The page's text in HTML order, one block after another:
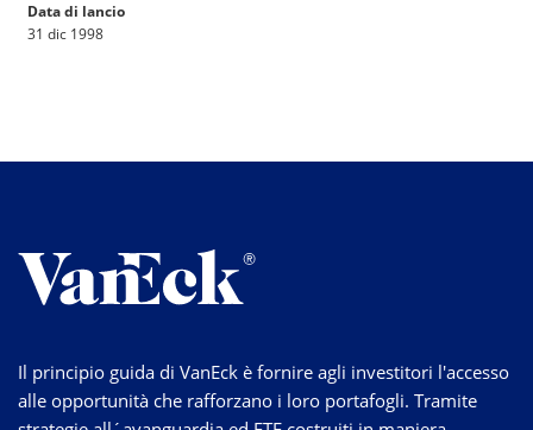
Data di lancio
31 dic 1998
Il principio guida di VanEck è fornire agli investitori l'accesso
alle opportunità che rafforzano i loro portafogli. Tramite